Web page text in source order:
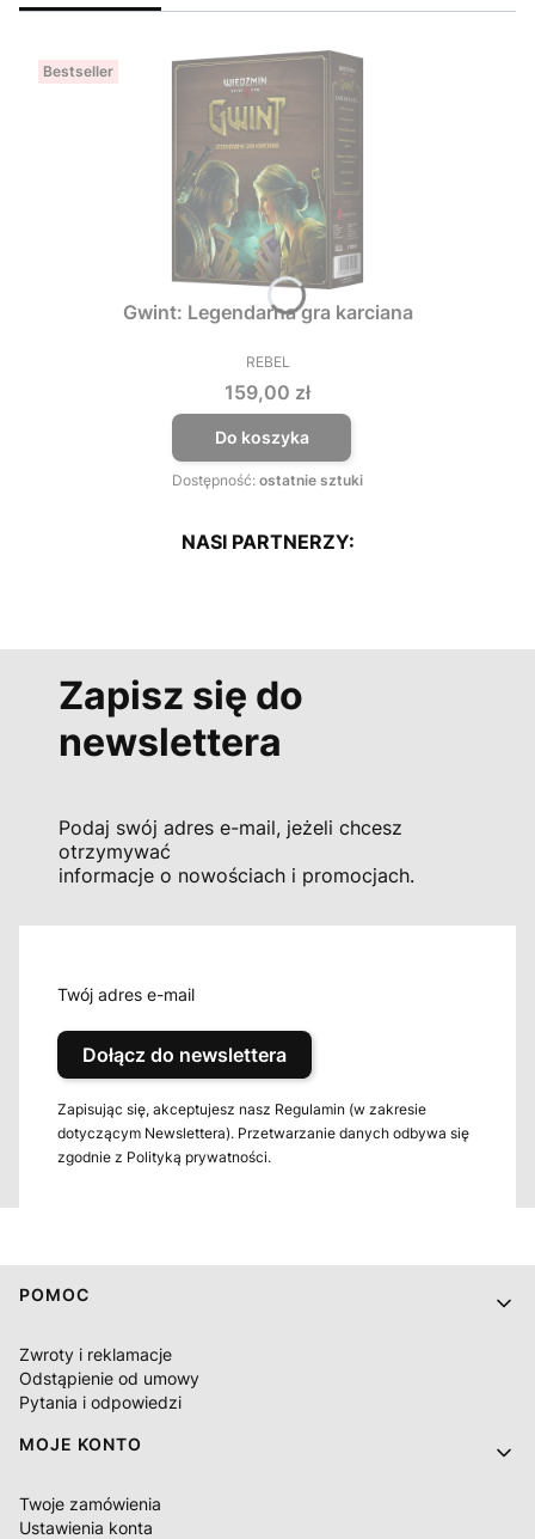
Bestseller
Gwint: Legendarna gra karciana
PRODUCENT
REBEL
Cena
159,00 zł
Do koszyka
Dostępność: ostatnie sztuki
NASI PARTNERZY:
Zapisz się do
newslettera
Podaj swój adres e-mail, jeżeli chcesz
otrzymywać
informacje o nowościach i promocjach.
Twój adres e-mail
Dołącz do newslettera
Zapisując się, akceptujesz nasz Regulamin (w zakresie
dotyczącym Newslettera). Przetwarzanie danych odbywa się
zgodnie z Polityką prywatności.
Linki w stopce
POMOC
Zwroty i reklamacje
Odstąpienie od umowy
Pytania i odpowiedzi
MOJE KONTO
Twoje zamówienia
Ustawienia konta